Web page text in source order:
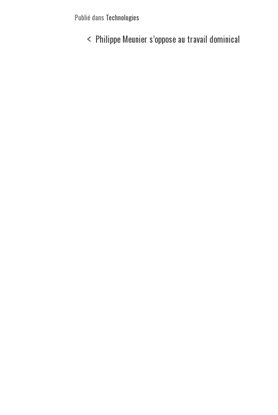
Publié dans Technologies
Philippe Meunier s’oppose au travail dominical